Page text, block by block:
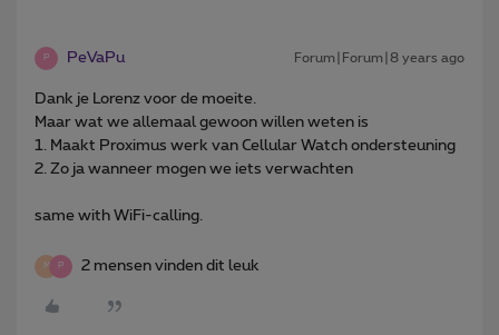
P PeVaPu Forum|Forum|8 years ago
Dank je Lorenz voor de moeite.
Maar wat we allemaal gewoon willen weten is
1. Maakt Proximus werk van Cellular Watch ondersteuning
2. Zo ja wanneer mogen we iets verwachten
same with WiFi-calling.
M P 2 mensen vinden dit leuk